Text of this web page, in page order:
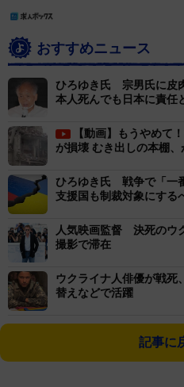
おすすめニュース
ひろゆき氏 宗男氏に皮
本人死んでも日本に責任
【動画】もうやめて
が損壊 むき出しの本棚
ひろゆき氏 戦争で「一
支援国も制裁対象にする
人気映画監督 決死のウ
撮影で滞在
ウクライナ人俳優が戦死
替えなどで活躍
記事に